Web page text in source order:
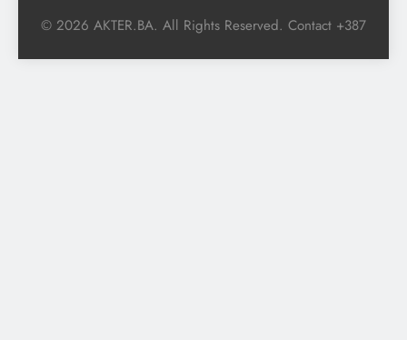
© 2026 AKTER.BA. All Rights Reserved. Contact +387